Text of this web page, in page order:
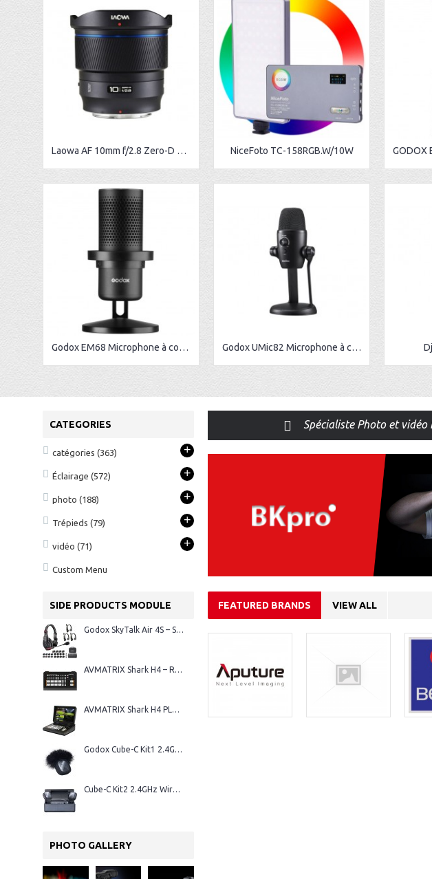
Laowa AF 10mm f/2.8 Zero-D FF monture Sony E NiceFoto TC-158RGB.W/10W
Godox EM68 Microphone à condensateur USB RGB pour E-Sport Godox UMic82 Microphone à condensateur USB
CATEGORIES
catégories (363) +
Éclairage (572) +
photo (188) +
Trépieds (79) +
vidéo (71) +
Custom Menu
SIDE PRODUCTS MODULE
Godox SkyTalk Air 4S – Système d’intercom sans fil Full-Duplex
AVMATRIX Shark H4 – Régie vidéo HDMI 4 canaux
AVMATRIX Shark H4 PLUS – Régie vidéo HDMI 4 canaux
Godox Cube-C Kit1 2.4GHz Wireless Microphone
Cube-C Kit2 2.4GHz Wireless Microphone
PHOTO GALLERY
Spécialiste Photo et
FEATURED BRANDS VIEW ALL